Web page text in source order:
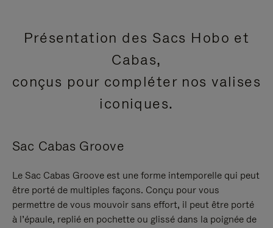
Présentation des Sacs Hobo et
Cabas,
conçus pour compléter nos valises
iconiques.
Sac Cabas Groove
Le Sac Cabas Groove est une forme intemporelle qui peut
être porté de multiples façons. Conçu pour vous
permettre de vous mouvoir sans effort, il peut être porté
à l’épaule, replié en pochette ou glissé dans la poignée de